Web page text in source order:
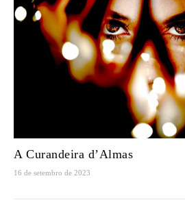
A Curandeira d’Almas
16 de setembro de 2023